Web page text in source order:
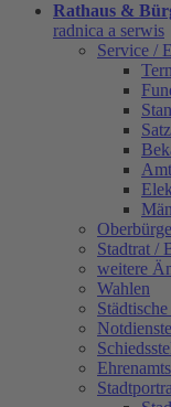
Rathaus &
radnica a serwis
Service /
Stadtrat /
weitere
Wahlen